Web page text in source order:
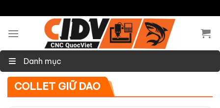
to
content
Danh mục
COLLET GIỮ DAO